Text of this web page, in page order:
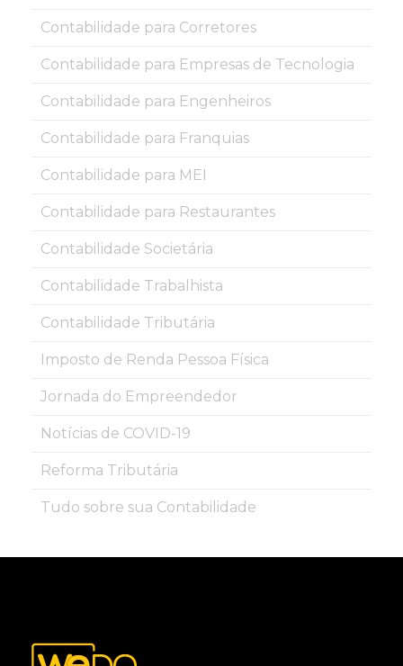
Contabilidade para Corretores
Contabilidade para Empresas de Tecnologia
Contabilidade para Engenheiros
Contabilidade para Franquias
Contabilidade para MEI
Contabilidade para Restaurantes
Contabilidade Societária
Contabilidade Trabalhista
Contabilidade Tributária
Imposto de Renda Pessoa Física
Jornada do Empreendedor
Notícias de COVID-19
Reforma Tributária
Tudo sobre sua Contabilidade